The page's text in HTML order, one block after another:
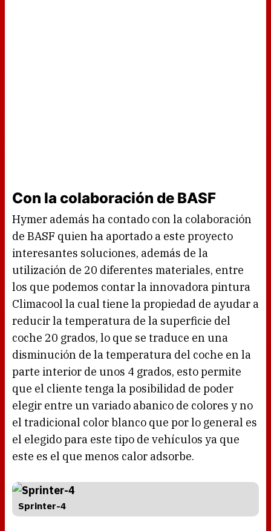
Con la colaboración de BASF
Hymer además ha contado con la colaboración
de BASF quien ha aportado a este proyecto
interesantes soluciones, además de la
utilización de 20 diferentes materiales, entre
los que podemos contar la innovadora pintura
Climacool la cual tiene la propiedad de ayudar a
reducir la temperatura de la superficie del
coche 20 grados, lo que se traduce en una
disminución de la temperatura del coche en la
parte interior de unos 4 grados, esto permite
que el cliente tenga la posibilidad de poder
elegir entre un variado abanico de colores y no
el tradicional color blanco que por lo general es
el elegido para este tipo de vehículos ya que
este es el que menos calor adsorbe.
Sprinter-4